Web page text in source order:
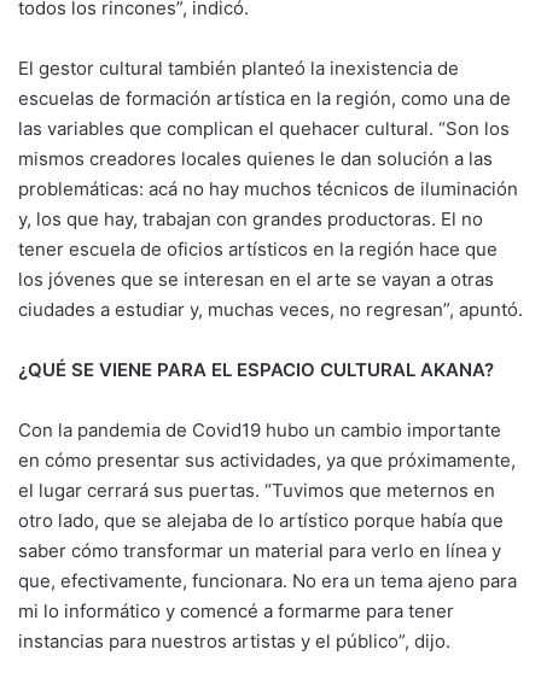
todos los rincones”, indicó.
El gestor cultural también planteó la inexistencia de
escuelas de formación artística en la región, como una de
las variables que complican el quehacer cultural. “Son los
mismos creadores locales quienes le dan solución a las
problemáticas: acá no hay muchos técnicos de iluminación
y, los que hay, trabajan con grandes productoras. El no
tener escuela de oficios artísticos en la región hace que
los jóvenes que se interesan en el arte se vayan a otras
ciudades a estudiar y, muchas veces, no regresan”, apuntó.
¿QUÉ SE VIENE PARA EL ESPACIO CULTURAL AKANA?
Con la pandemia de Covid19 hubo un cambio importante
en cómo presentar sus actividades, ya que próximamente,
el lugar cerrará sus puertas. “Tuvimos que meternos en
otro lado, que se alejaba de lo artístico porque había que
saber cómo transformar un material para verlo en línea y
que, efectivamente, funcionara. No era un tema ajeno para
mi lo informático y comencé a formarme para tener
instancias para nuestros artistas y el público”, dijo.